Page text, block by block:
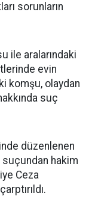
sorunların
ile aralarındaki
evin
komşu, olaydan
suç
düzenlenen
hakim
Ceza